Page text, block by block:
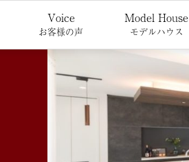
Voice
お客様の声
Model House
モデルハウス